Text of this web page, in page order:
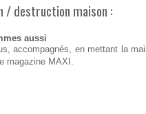
destruction maison :
aussi
accompagnés, en mettant la
magazine MAXI.